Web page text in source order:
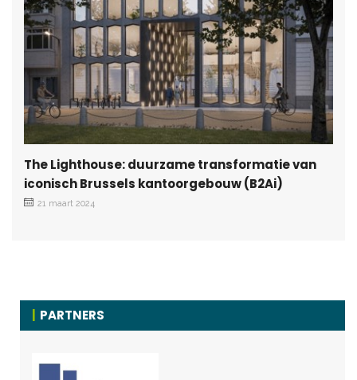
The Lighthouse: duurzame transformatie van
iconisch Brussels kantoorgebouw (B2Ai)
21 maart 2024
PARTNERS